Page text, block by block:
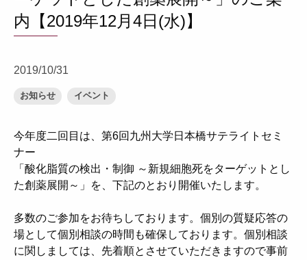
内【2019年12月4日(水)】
2019/10/31
お知らせ イベント
今年度二回目は、第6回九州大学日本橋サテライトセミ
ナー
「酸化脂質の検出・制御 ～新規細胞死をターゲットとし
た創薬展開～」を、下記のとおり開催いたします。
多数のご参加をお待ちしております。個別の質疑応答の
場として個別相談の時間も確保しております。個別相談
に関しましては、先着順とさせていただきますので事前